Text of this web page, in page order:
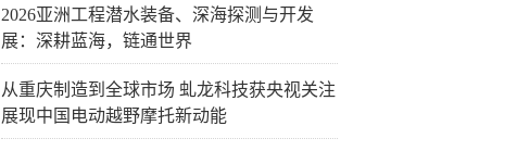
2026亚洲工程潜水装备、深海探测与开发
展：深耕蓝海，链通世界
从重庆制造到全球市场 虬龙科技获央视关注
展现中国电动越野摩托新动能